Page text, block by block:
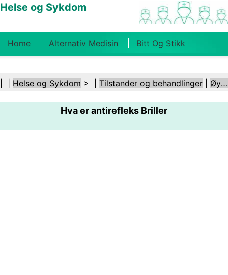
Helse og Sykdom
Home Alternativ Medisin Bitt Og Stikk
Kosthold Og Ernæring Familiehelse
Psykisk Helse Folkehelse Og
Sikkerhet Kirurgi Og Prosedyrer Helse
Helse og Sykdom > | Tilstander og behandlinger Øye- og synsforstyrrelser
Hva er antirefleks Briller